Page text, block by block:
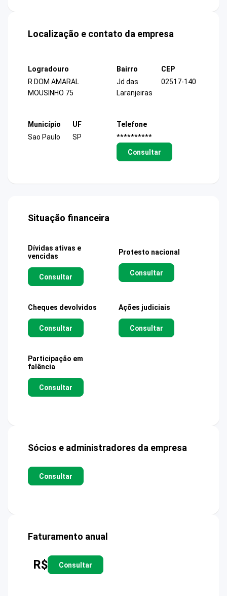
Localização e contato da empresa
Logradouro
R DOM AMARAL
MOUSINHO 75
Bairro
Jd das
Laranjeiras
CEP
02517-140
Município
Sao Paulo
UF
SP
Telefone
**********
Consultar
Situação financeira
Dívidas ativas e
vencidas
Consultar
Protesto nacional
Consultar
Cheques devolvidos
Consultar
Ações judiciais
Consultar
Participação em
falência
Consultar
Sócios e administradores da empresa
Consultar
Faturamento anual
R$ Consultar